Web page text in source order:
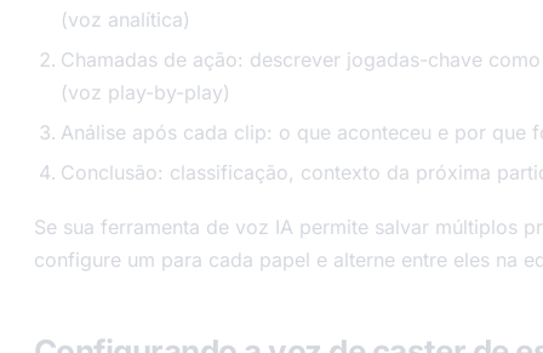
(voz analítica)
Chamadas de ação: descrever jogadas-chave
(voz play-by-play)
Análise após cada clip: o que aconteceu e por que
Conclusão: classificação, contexto da próxima
Se sua ferramenta de voz IA permite salvar múltiplos
configure um para cada papel e alterne entre eles na